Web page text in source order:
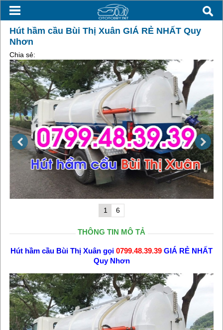
Hút hầm cầu Bùi Thị Xuân GIÁ RẺ NHẤT Quy
Nhơn
Chia sẻ:
1 6
THÔNG TIN MÔ TẢ
Hút hầm cầu Bùi Thị Xuân gọi 0799.48.39.39 GIÁ RẺ NHẤT
Quy Nhơn